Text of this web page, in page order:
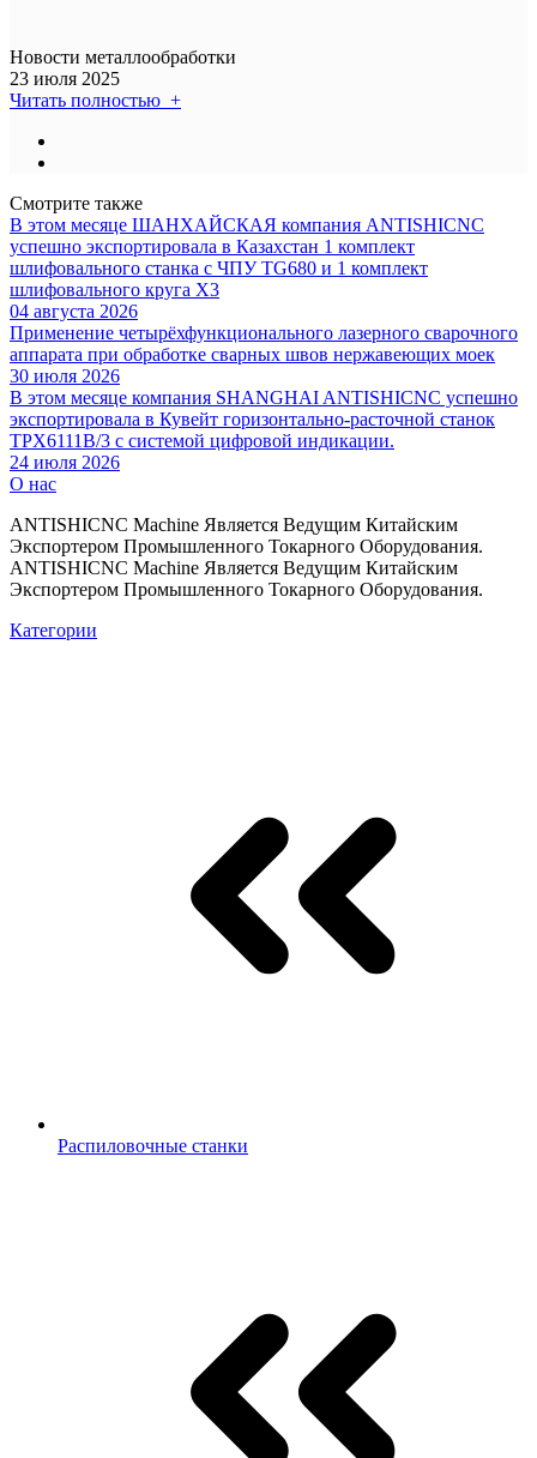
Новости металлообработки
23 июля 2025
Читать полностью +
Смотрите также
В этом месяце ШАНХАЙСКАЯ компания ANTISHICNC
успешно экспортировала в Казахстан 1 комплект
шлифовального станка с ЧПУ TG680 и 1 комплект
шлифовального круга X3
04 августа 2026
Применение четырёхфункционального лазерного сварочного
аппарата при обработке сварных швов нержавеющих моек
30 июля 2026
В этом месяце компания SHANGHAI ANTISHICNC успешно
экспортировала в Кувейт горизонтально-расточной станок
TPX6111B/3 с системой цифровой индикации.
24 июля 2026
О нас
ANTISHICNC Machine Является Ведущим Китайским
Экспортером Промышленного Токарного Оборудования.
ANTISHICNC Machine Является Ведущим Китайским
Экспортером Промышленного Токарного Оборудования.
Категории
Распиловочные станки